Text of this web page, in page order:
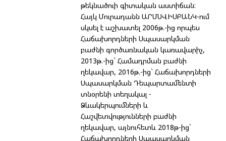
թեկնածուի գիտական աստիճան:
Հայկ Մուրադանն ԱՐՄՍՎԻՍԲԱՆԿ-ում
սկսել է աշխատել 2006թ.-ից որպես
Հաճախորդների Սպասարկման
բաժնի գործառնական կառավարիչ,
2013թ.-ից` Համադրման բաժնի
ղեկավար, 2016թ.-ից` Հաճախորդների
Սպասարկման Դեպարտամենտի
տնօրենի տեղակալ -
Ձևակերպումների և
Հաշվետվությունների բաժնի
ղեկավար, այնուհետև 2018թ-ից`
Հաճախորդների Սպասարկման